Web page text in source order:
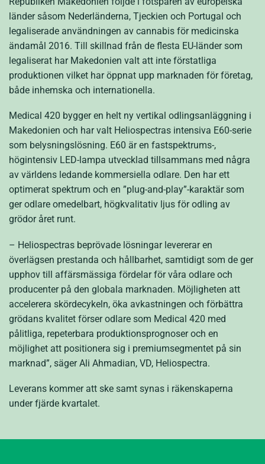
länder såsom Nederländerna, Tjeckien och Portugal och
legaliserade användningen av cannabis för medicinska
ändamål 2016. Till skillnad från de flesta EU-länder som
legaliserat har Makedonien valt att inte förstatliga
produktionen vilket har öppnat upp marknaden för företag,
både inhemska och internationella.
Medical 420 bygger en helt ny vertikal odlingsanläggning i
Makedonien och har valt Heliospectras intensiva E60-serie
som belysningslösning. E60 är en fastspektrums-,
högintensiv LED-lampa utvecklad tillsammans med några
av världens ledande kommersiella odlare. Den har ett
optimerat spektrum och en ”plug-and-play”-karaktär som
ger odlare omedelbart, högkvalitativ ljus för odling av
grödor året runt.
– Heliospectras beprövade lösningar levererar en
överlägsen prestanda och hållbarhet, samtidigt som de ger
upphov till affärsmässiga fördelar för våra odlare och
producenter på den globala marknaden. Möjligheten att
accelerera skördecykeln, öka avkastningen och förbättra
grödans kvalitet förser odlare som Medical 420 med
pålitliga, repeterbara produktionsprognoser och en
möjlighet att positionera sig i premiumsegmentet på sin
marknad”, säger Ali Ahmadian, VD, Heliospectra.
Leverans kommer att ske samt synas i räkenskaperna
under fjärde kvartalet.